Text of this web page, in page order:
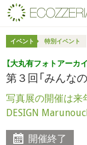
イベント 特別イベント
【大丸有フォトアーカイ
第３回「みんな
写真展の開催は来
DESIGN
開催終了